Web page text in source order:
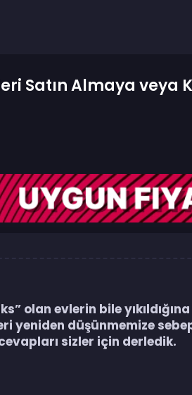
Satın Almaya veya
olan evlerin bile
yeniden düşünmemize
sizler için derledik.​